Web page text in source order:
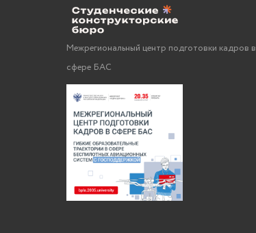
Межрегиональный центр подготовки кадров в
сфере БАС